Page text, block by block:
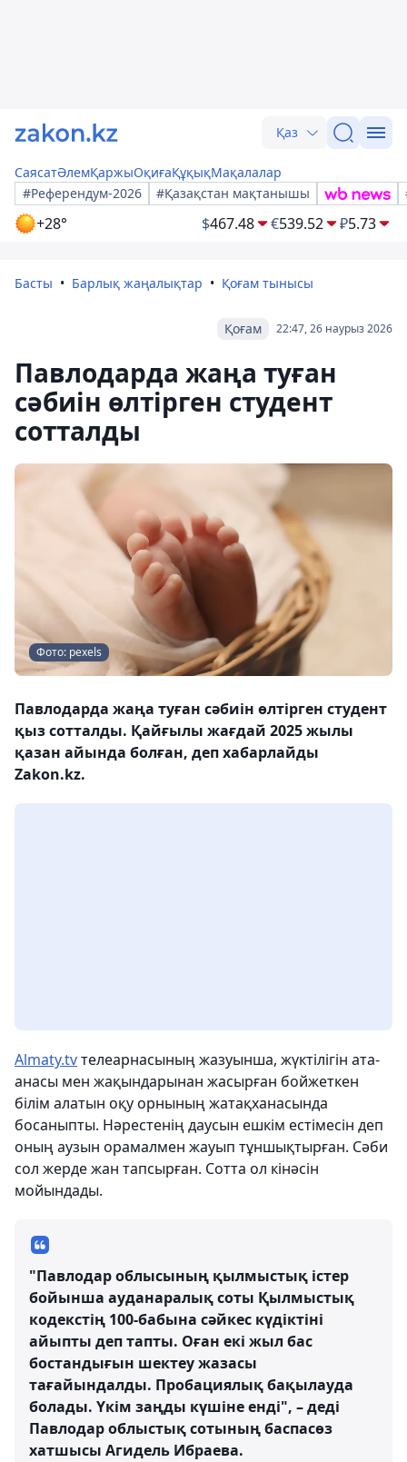
Қаз
СаясатӘлемҚаржыОқиғаҚұқықМақалалар
#Референдум-2026
#Қазақстан мақтанышы
+28° $467.48 €539.52 ₽5.73
Басты Барлық жаңалықтар Қоғам тынысы
22:47, 26 наурыз 2026
Қоғам
Павлодарда жаңа туған
сәбиін өлтірген студент
сотталды
Фото: pexels
Павлодарда жаңа туған сәбиін өлтірген студент
қыз сотталды. Қайғылы жағдай 2025 жылы
қазан айында болған, деп хабарлайды
Zakon.kz.
Almaty.tvтелеарнасының жазуынша, жүктілігін ата-
анасы мен жақындарынан жасырған бойжеткен
білім алатын оқу орнының жатақханасында
босаныпты. Нәрестенің даусын ешкім естімесін деп
оның аузын орамалмен жауып тұншықтырған. Сәби
сол жерде жан тапсырған. Сотта ол кінәсін
мойындады.
"Павлодар облысының қылмыстық істер
бойынша ауданаралық соты Қылмыстық
кодекстің 100-бабына сәйкес күдіктіні
айыпты деп тапты. Оған екі жыл бас
бостандығын шектеу жазасы
тағайындалды. Пробациялық бақылауда
болады. Үкім заңды күшіне енді", – деді
Павлодар облыстық сотының баспасөз
хатшысы Агидель Ибраева.